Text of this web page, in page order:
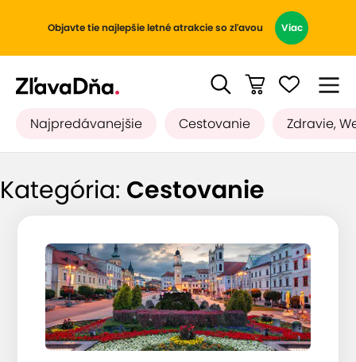
Objavte tie najlepšie letné atrakcie so zľavou Viac
Najpredávanejšie Cestovanie Zdravie,
Kategória: Cestovanie